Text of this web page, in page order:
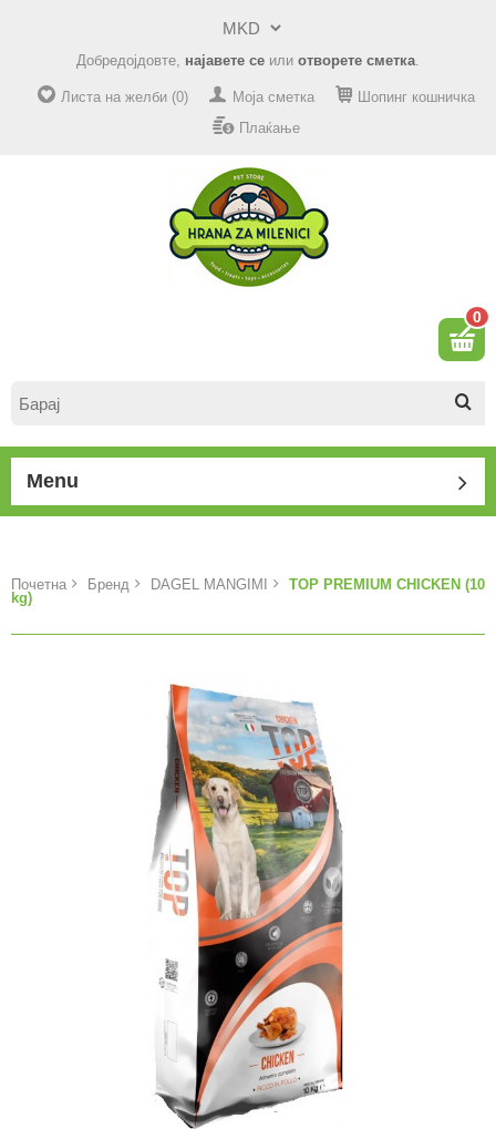
Добредојдовте, најавете се или отворете сметка.
Листа на желби (0) Моја сметка
Шопинг кошничка
Плаќање
0
Menu
Почетна Бренд DAGEL MANGIMI
TOP PREMIUM CHICKEN (10
kg)